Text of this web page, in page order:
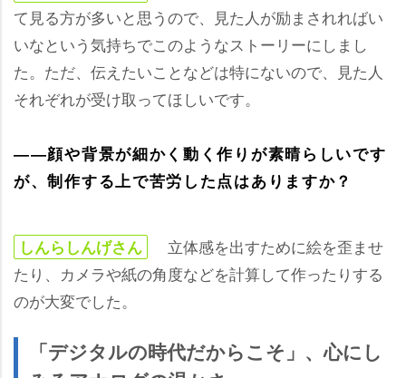
て見る方が多いと思うので、見た人が励まされればい
いなという気持ちでこのようなストーリーにしまし
た。ただ、伝えたいことなどは特にないので、見た人
それぞれが受け取ってほしいです。
――顔や背景が細かく動く作りが素晴らしいです
が、制作する上で苦労した点はありますか？
しんらしんげさん
立体感を出すために絵を歪ませ
たり、カメラや紙の角度などを計算して作ったりする
のが大変でした。
「デジタルの時代だからこそ」、心にし